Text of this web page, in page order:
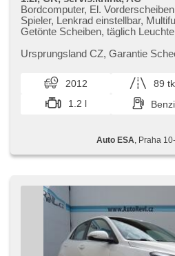
Bordcomputer, El.
Spieler, Lenkrad einstellbar,
Getönte Scheiben, täglich
Funkfernbedienung,
Wegfahrsperre
Ursprungsland CZ,​ Garantie
denně (včetně víke...
2012 89
1.2 l
Auto ESA , Praha